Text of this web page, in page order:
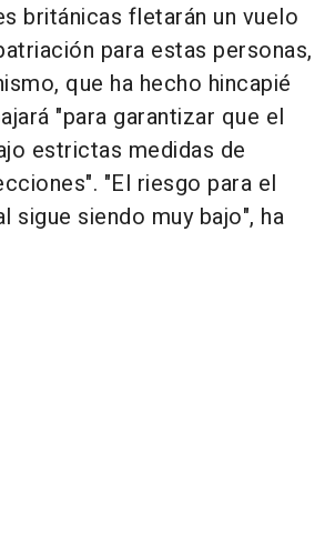
británicas fletarán un vuelo
para estas personas,
que ha hecho hincapié
"para garantizar que el
estrictas medidas de
"El riesgo para el
sigue siendo muy bajo", ha